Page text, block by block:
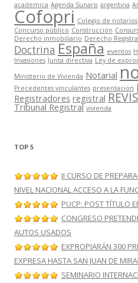
academica Agenda Sunarp argentina
Cofopri Colegio de notarios
Concurso público Construcción
Derecho inmobiliario Derecho
Doctrina España eventos
Invasiones Junta directiva Ley de
Ministerio de Vivienda Notarial
Precedentes vinculantes presentacion
Registradores registral
Tribunal Registral vivienda
TOP 5
II CURSO DE
NIVEL NACIONAL ACCESO A LA
PUCP: POST TÍTULO
CONGRESO
AUTOS USADOS
EXPROPIARÁN 300
EXPRESA HASTA SAN JUAN DE
SEMINARIO